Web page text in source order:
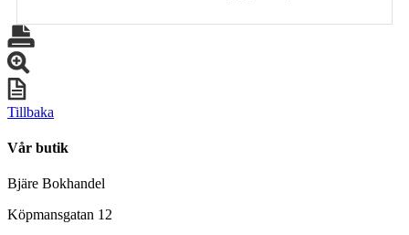
Tillbaka
Vår butik
Bjäre Bokhandel
Köpmansgatan 12